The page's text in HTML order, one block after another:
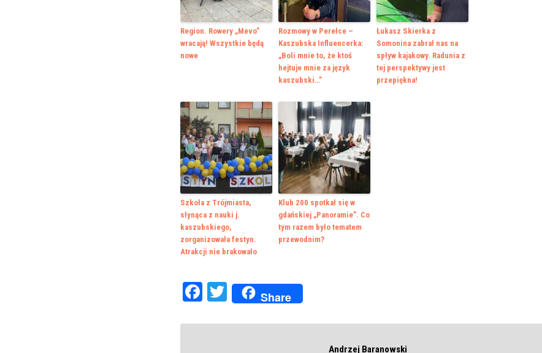
Region. Rowery „Mevo”
wracają! Wszystkie będą
nowe
Rozmowy w Perełce –
Kaszubska Influencerka:
„Boli mnie to, że ktoś
hejtuje mnie za język
kaszubski…”
Łukasz Skierka z
Somonina zabrał nas na
spływ kajakowy. Radunia z
tej perspektywy jest
przepiękna!
Szkoła z Trójmiasta,
słynąca z nauki j.
kaszubskiego,
zorganizowała festyn.
Atrakcji nie brakowało
Klub 200 spotkał się w
gdańskiej „Panoramie”. Co
tym razem było tematem
przewodnim?
Facebook
Twitter
Share
Andrzej Baranowski